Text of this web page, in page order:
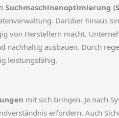
Suchmaschinenoptimierung
Darüber hinaus
von Herstellern macht.
nachhaltig ausbauen. Durch
leistungsfähig.
mit sich bringen. Je nach
erfordern. Auch